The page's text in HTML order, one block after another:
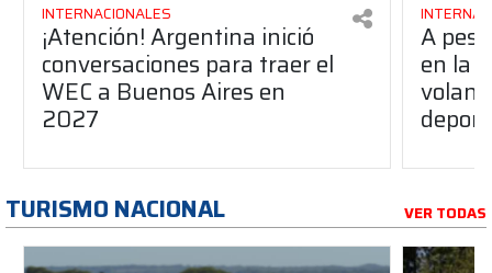
INTERNACIONALES
¡Atención! Argentina inició
conversaciones para traer el
WEC a Buenos Aires en
2027
A
en la
TURISMO NACIONAL VER TODAS